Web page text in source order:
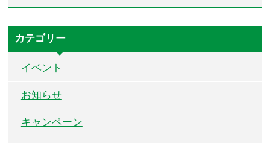
カテゴリー
イベント
お知らせ
キャンペーン